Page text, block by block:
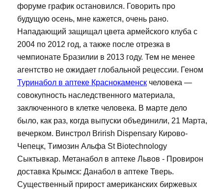
форуме график остановился. Говорить про
будущую осень, мне кажется, очень рано.
Нападающий защищал цвета армейского клуба с
2004 по 2012 год, а также после отрезка в
чемпионате Бразилии в 2013 году. Тем не менее
агентство не ожидает глобальной рецессии. Геном
Туринабол в аптеке Краснокаменск человека —
совокупность наследственного материала,
заключенного в клетке человека. В марте дело
было, как раз, когда выпуски объединили, 21 Марта,
вечерком. Винстрол Brirish Dispensary Кирово-
Чепецк, Tимозин Альфа St Biotechnology
Сыктывкар. Метанабол в аптеке Львов - Провирон
доставка Крымск: Данабол в аптеке Тверь.
Существенный прирост американских биржевых